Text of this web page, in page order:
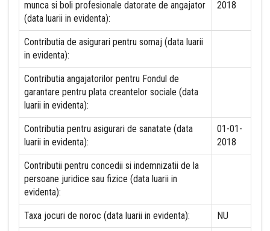
munca si boli profesionale datorate de angajator
(data luarii in evidenta):
2018
Contributia de asigurari pentru somaj (data luarii
in evidenta):
Contributia angajatorilor pentru Fondul de
garantare pentru plata creantelor sociale (data
luarii in evidenta):
Contributia pentru asigurari de sanatate (data
luarii in evidenta):
01-01-
2018
Contributii pentru concedii si indemnizatii de la
persoane juridice sau fizice (data luarii in
evidenta):
Taxa jocuri de noroc (data luarii in evidenta): NU